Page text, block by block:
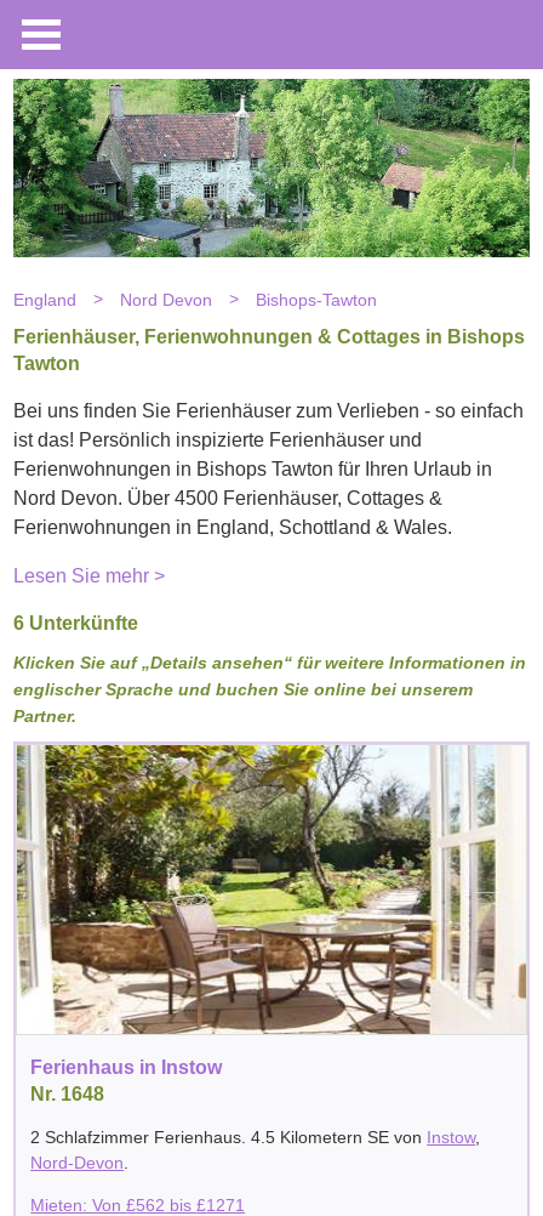
England Nord Devon Bishops-Tawton
Ferienhäuser, Ferienwohnungen & Cottages in Bishops
Tawton
Bei uns finden Sie Ferienhäuser zum Verlieben - so einfach
ist das! Persönlich inspizierte Ferienhäuser und
Ferienwohnungen in Bishops Tawton für Ihren Urlaub in
Nord Devon. Über 4500 Ferienhäuser, Cottages &
Ferienwohnungen in England, Schottland & Wales.
Lesen Sie mehr >
6 Unterkünfte
Klicken Sie auf „Details ansehen“ für weitere Informationen in
englischer Sprache und buchen Sie online bei unserem
Partner.
Ferienhaus in Instow
Nr. 1648
2 Schlafzimmer Ferienhaus. 4.5 Kilometern SE von Instow,
Nord-Devon
Mieten: Von£562 bis£1271